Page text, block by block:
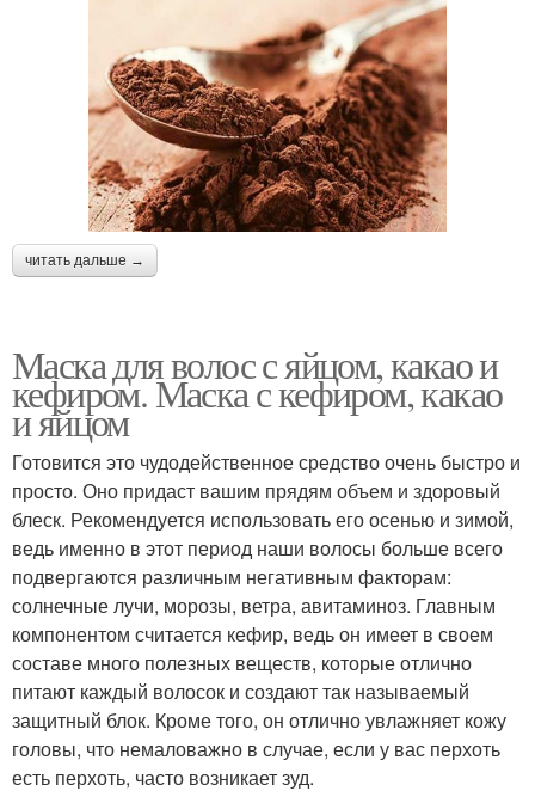
читать дальше →
Маска для волос с яйцом, какао и
кефиром. Маска с кефиром, какао
и яйцом
Готовится это чудодейственное средство очень быстро и
просто. Оно придаст вашим прядям объем и здоровый
блеск. Рекомендуется использовать его осенью и зимой,
ведь именно в этот период наши волосы больше всего
подвергаются различным негативным факторам:
солнечные лучи, морозы, ветра, авитаминоз. Главным
компонентом считается кефир, ведь он имеет в своем
составе много полезных веществ, которые отлично
питают каждый волосок и создают так называемый
защитный блок. Кроме того, он отлично увлажняет кожу
головы, что немаловажно в случае, если у вас перхоть
есть перхоть, часто возникает зуд.